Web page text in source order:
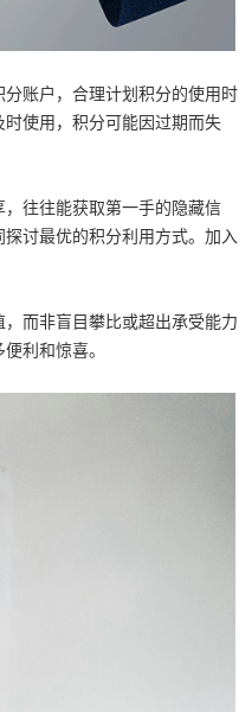
账户，合理计划积分的使用时
使用，积分可能因过期而失
往往能获取第一手的隐藏信
讨最优的积分利用方式。加入
而非盲目攀比或超出承受能力
利和惊喜。